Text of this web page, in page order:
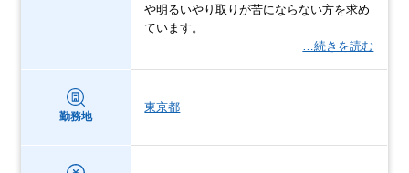
や明るいやり取りが苦にならない方を求め
ています。
…続きを読む
勤務地
東京都